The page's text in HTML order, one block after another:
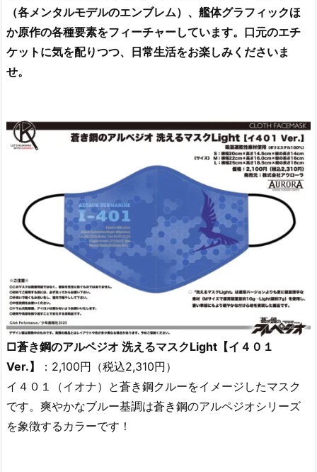
（各メンタルモデルのエンブレム）、艦体グラフィックほ
か原作の各種要素をフィーチャーしています。口元のエチ
ケットに気を配りつつ、日常生活をお楽しみくださいま
せ。
□蒼き鋼のアルペジオ 洗えるマスクLight【イ４０１
Ver.】
：2,100円（税込2,310円）
イ４０１（イオナ）と蒼き鋼クルーをイメージしたマスク
です。爽やかなブルー基調は蒼き鋼のアルペジオシリーズ
を象徴するカラーです！